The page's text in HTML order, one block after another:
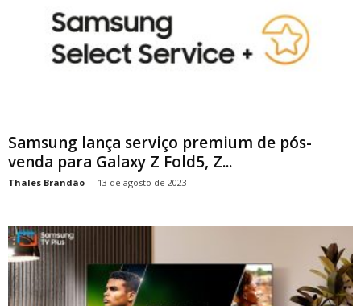
Samsung lança serviço premium de pós-
venda para Galaxy Z Fold5, Z...
Thales Brandão - 13 de agosto de 2023